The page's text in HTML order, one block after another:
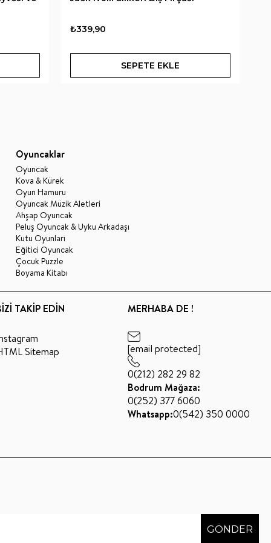
₺339,90
SEPETE EKLE
Oyuncaklar
Oyuncak
Kova & Kürek
Oyun Hamuru
Oyuncak Müzik Aletleri
Ahşap Oyuncak
Peluş Oyuncak & Uyku Arkadaşı
Kutu Oyunları
Eğitici Oyuncak
Çocuk Puzzle
Boyama Kitabı
TAKİP EDİN
Sitemap
MERHABA DE !
[email protected]
0(212) 282 29 82
Bodrum Mağaza:
0(252) 377 6060
Whatsapp:0(542) 350 0000
GÖNDER